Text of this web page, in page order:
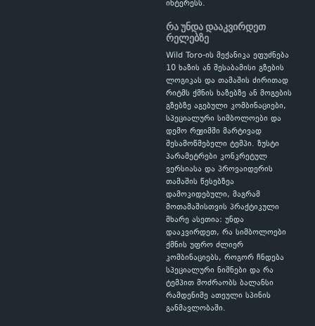
ინტერესს.
რა უნდა დააკვირდეთ
რელებზე
Wild Toro-ის მექანიკა ეფუძნება
10 ხაზის ან შესაბამისი გზების
ლოგიკას და თამაშის ძირითად
რიტმს ქმნის ხაზებზე ან მოგების
გზებზე აგებული კომბინაციები,
სპეციალური სიმბოლოები და
დემო რეჟიმში მარტივად
შესამოწმებელი ტემპი. ზუსტი
პარამეტრები კონკრეტულ
ვერსიასა და პროვაიდერის
თამაშის წესებზეა
დამოკიდებული, მაგრამ
მოთამაშისთვის პრაქტიკული
მხარე ასეთია: უნდა
დააკვირდეთ, რა სიმბოლოები
ქმნის უფრო ძლიერ
კომბინაციებს, როგორ ჩნდება
სპეციალური ნიშნები და რა
ტემპით მოძრაობს ბალანსი
რამდენიმე ათეული სპინის
განმავლობაში.